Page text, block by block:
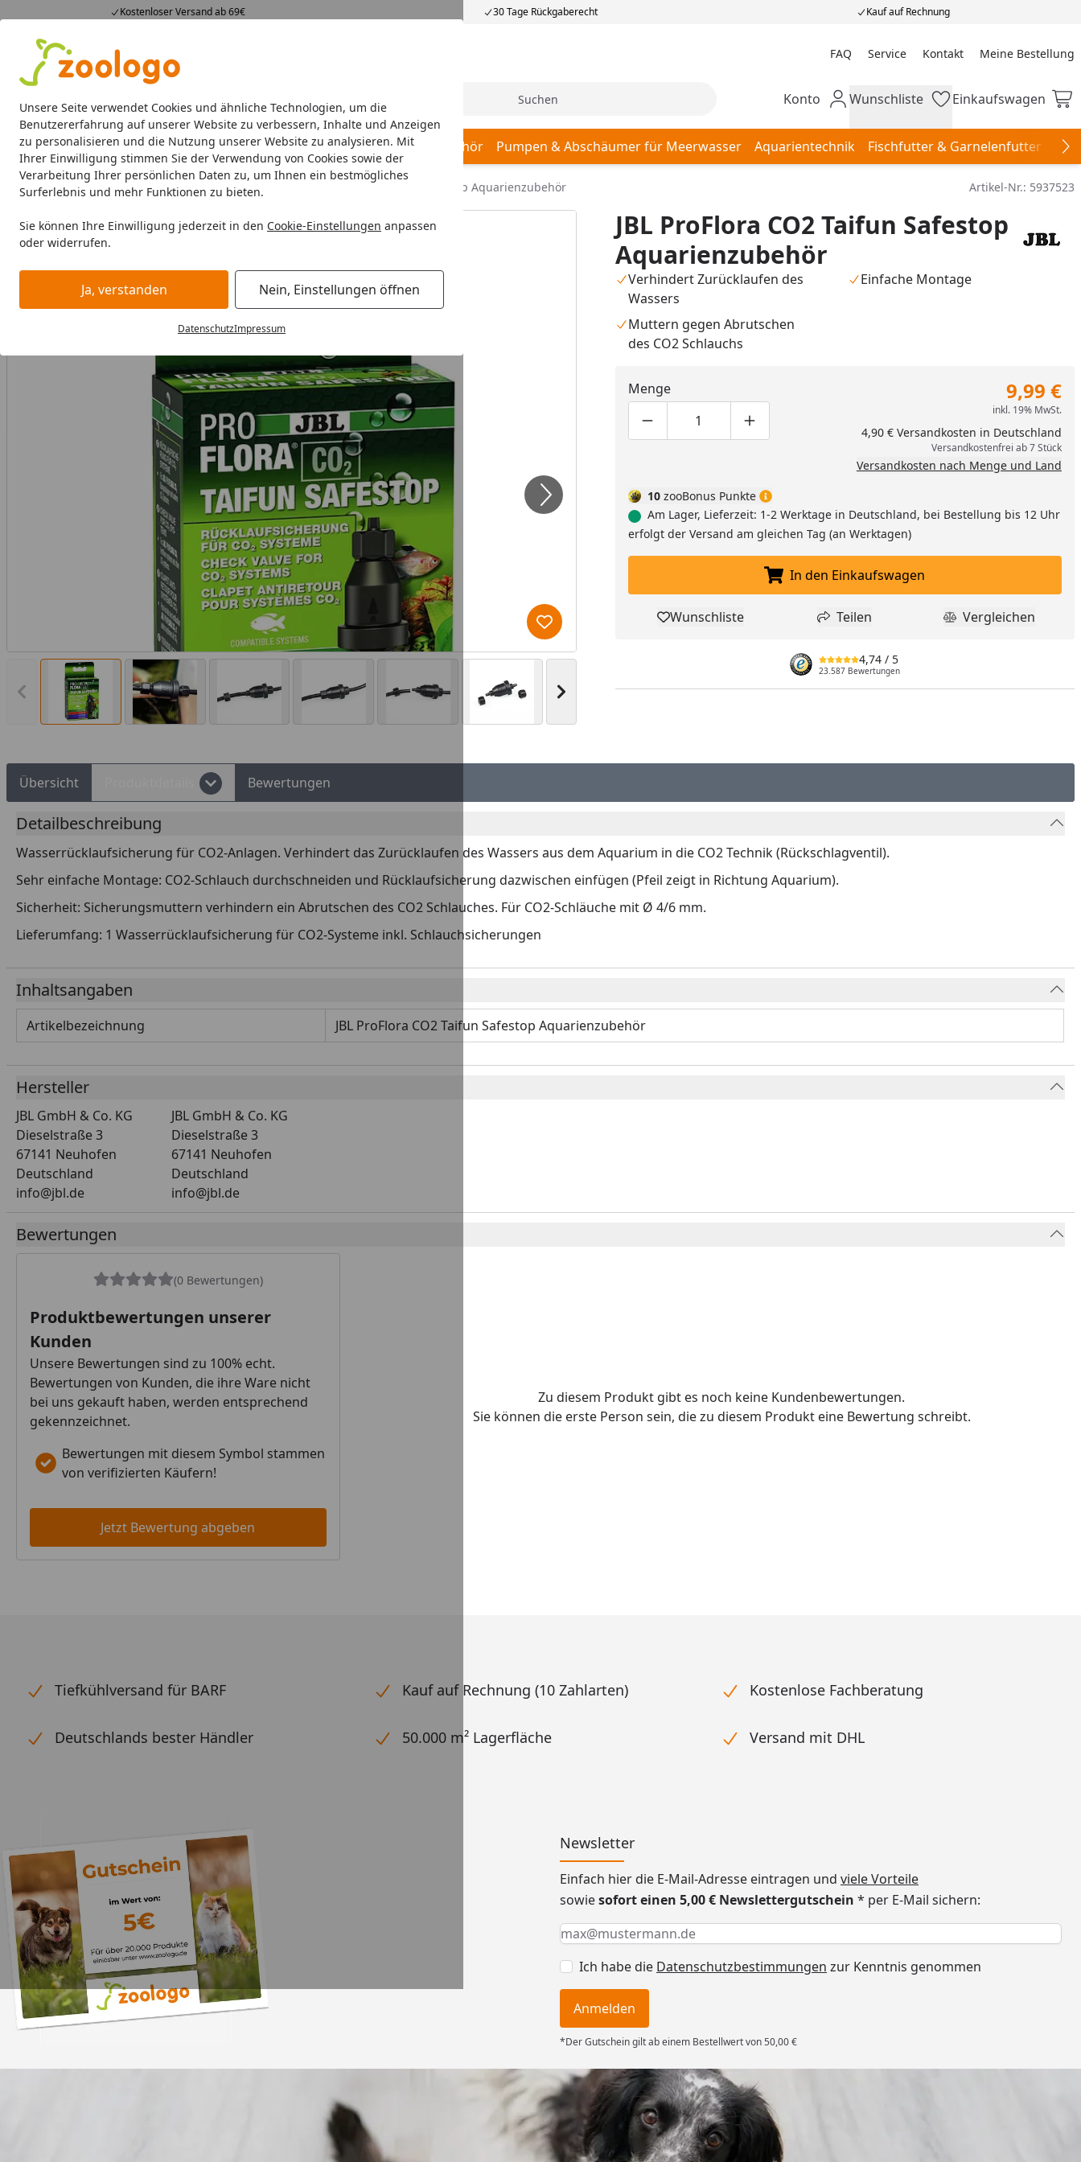
Unsere Seite verwendet Cookies und ähnliche Technologien, um die
Benutzererfahrung auf unserer Website zu verbessern, Inhalte und Anzeigen
zu personalisieren und die Nutzung unserer Website zu analysieren. Mit
Ihrer Einwilligung stimmen Sie der Verwendung von Cookies sowie der
Verarbeitung Ihrer persönlichen Daten zu, um Ihnen ein bestmögliches
Surferlebnis und mehr Funktionen zu bieten.
Sie können Ihre Einwilligung jederzeit in den Cookie-Einstellungen anpassen
oder widerrufen.
Ja, verstanden Nein, Einstellungen öffnen
DatenschutzImpressum
Kostenloser Versand ab 69€ 30 Tage Rückgaberecht Kauf auf Rechnung
4,74
23.587 Bewertungen FAQ Service Kontakt Meine Bestellung
Meine Bestellung
Alle Produkte
Alle Produkte Angebote Neuheiten Sommerhits Suche Mein Konto
Konto Wunschliste
Wunschliste Einkaufswagen
Einkaufswagen
Aquaristik Aquarien Beleuchtung Aquarienfilter, Pumpen & Zubehör Pumpen & Abschäumer für Meerwasser Aquarientechnik Fischfutter & Garnelenfutter
Startseite
Aquaristik Aquarientechnik CO2 Anlagen JBL ProFlora CO2 Taifun Safestop Aquarienzubehör Artikel-Nr.: 5937523
Vorheriges Bild anzeigen Nächstes Bild anzeigen
BALD VERGRIFFEN
Produkt zur Wunschliste hinzufügen
JBL ProFlora CO2 Taifun Safestop
Aquarienzubehör
Verhindert Zurücklaufen des
Wassers
Einfache Montage
Muttern gegen Abrutschen
des CO2 Schlauchs
Menge
Produktmenge um eins verringern
Produktmenge manuell eingeben
Produktmenge um eins erhöhen
9,99 €
inkl. 19% MwSt.
4,90 € Versandkosten in Deutschland
Versandkostenfrei ab 7 Stück
Versandkosten nach Menge und Land
10 zooBonus Punkte
Am Lager, Lieferzeit: 1-2 Werktage in Deutschland, bei Bestellung bis 12 Uhr
erfolgt der Versand am gleichen Tag (an Werktagen)
In den Einkaufswagen legen
In den Einkaufswagen
Produkt zur Wunschliste hinzufügen
Wunschliste Teilen
Teilen Produkt
Vergleichen
4,74 / 5
23.587 Bewertungen
Übersicht Bewertungen
Detailbeschreibung
Wasserrücklaufsicherung für CO2-Anlagen. Verhindert das Zurücklaufen des Wassers aus dem Aquarium in die CO2 Technik (Rückschlagventil).
Sehr einfache Montage: CO2-Schlauch durchschneiden und Rücklaufsicherung dazwischen einfügen (Pfeil zeigt in Richtung Aquarium).
Sicherheit: Sicherungsmuttern verhindern ein Abrutschen des CO2 Schlauches. Für CO2-Schläuche mit Ø 4/6 mm.
Lieferumfang: 1 Wasserrücklaufsicherung für CO2-Systeme inkl. Schlauchsicherungen
Inhaltsangaben
Artikelbezeichnung JBL ProFlora CO2 Taifun Safestop Aquarienzubehör
Hersteller
JBL GmbH & Co. KG
Dieselstraße 3
67141 Neuhofen
Deutschland
info@jbl.de
JBL GmbH & Co. KG
Dieselstraße 3
67141 Neuhofen
Deutschland
info@jbl.de
Bewertungen
(0 Bewertungen)
Produktbewertungen unserer
Kunden
Unsere Bewertungen sind zu 100% echt.
Bewertungen von Kunden, die ihre Ware nicht
bei uns gekauft haben, werden entsprechend
gekennzeichnet.
Bewertungen mit diesem Symbol stammen
von verifizierten Käufern!
Jetzt Bewertung abgeben
Zu diesem Produkt gibt es noch keine Kundenbewertungen.
Sie können die erste Person sein, die zu diesem Produkt eine Bewertung schreibt.
Tiefkühlversand für BARF Kauf auf Rechnung (10 Zahlarten) Kostenlose Fachberatung
Deutschlands bester Händler 50.000 m² Lagerfläche Versand mit DHL
Newsletter
Einfach hier die E-Mail-Adresse eintragen und viele Vorteile
sowiesofort einen 5,00 € Newslettergutschein * per E-Mail sichern:
Keine Eingabe erforderlich
Eingabe erforderlich
E-Mail *
Ich habe die Datenschutzbestimmungen zur Kenntnis genommen
Anmelden
*Der Gutschein gilt ab einem Bestellwert von 50,00 €
„Gute Erfahrung mit
Versand